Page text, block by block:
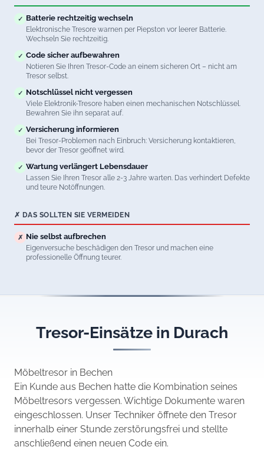
✓ Batterie rechtzeitig wechseln
Elektronische Tresore warnen per Piepston vor leerer Batterie.
Wechseln Sie rechtzeitig.
✓ Code sicher aufbewahren
Notieren Sie Ihren Tresor-Code an einem sicheren Ort – nicht am
Tresor selbst.
✓ Notschlüssel nicht vergessen
Viele Elektronik-Tresore haben einen mechanischen Notschlüssel.
Bewahren Sie ihn separat auf.
✓ Versicherung informieren
Bei Tresor-Problemen nach Einbruch: Versicherung kontaktieren,
bevor der Tresor geöffnet wird.
✓ Wartung verlängert Lebensdauer
Lassen Sie Ihren Tresor alle 2-3 Jahre warten. Das verhindert Defekte
und teure Notöffnungen.
✗ DAS SOLLTEN SIE VERMEIDEN
✗ Nie selbst aufbrechen
Eigenversuche beschädigen den Tresor und machen eine
professionelle Öffnung teurer.
Tresor-Einsätze in Durach
Möbeltresor in Bechen
Ein Kunde aus Bechen hatte die Kombination seines
Möbeltresors vergessen. Wichtige Dokumente waren
eingeschlossen. Unser Techniker öffnete den Tresor
innerhalb einer Stunde zerstörungsfrei und stellte
anschließend einen neuen Code ein.